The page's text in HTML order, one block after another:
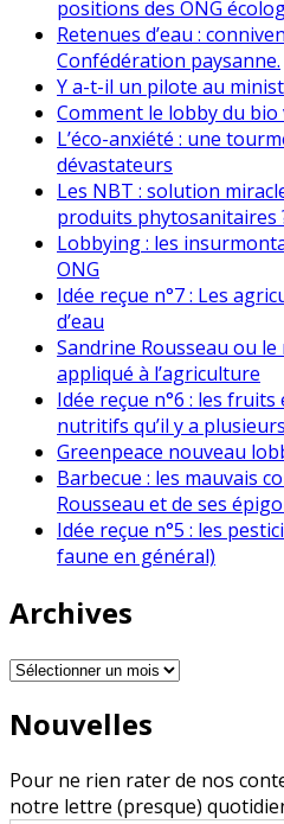
positions des ONG
Retenues d’eau :
Confédération paysanne.
Y a-t-il un pilote au
Comment le lobby du bio
L’éco-anxiété : une
dévastateurs
Les NBT : solution
produits phytosanitaires
Lobbying : les
ONG
Idée reçue n°7 : Les
d’eau
Sandrine Rousseau ou
appliqué à l’agriculture
Idée reçue n°6 : les
nutritifs qu’il y a
Greenpeace nouveau
Barbecue : les mauvais
Rousseau et de ses
Idée reçue n°5 : les
faune en général)
Archives
Archives
Nouvelles
Pour ne rien rater de nos
notre lettre (presque)